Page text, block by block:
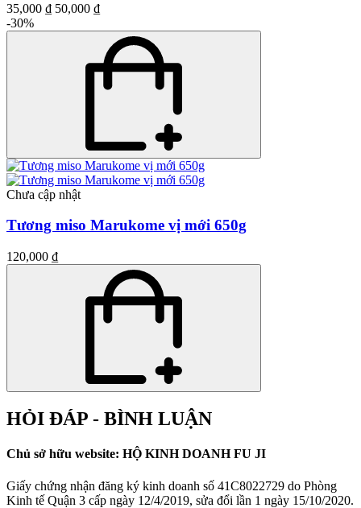
35,000 ₫ 50,000 ₫
-30%
Chưa cập nhật
Tương miso Marukome vị mới 650g
120,000 ₫
HỎI ĐÁP - BÌNH LUẬN
Chủ sở hữu website: HỘ KINH DOANH FU JI
Giấy chứng nhận đăng ký kinh doanh số 41C8022729 do Phòng
Kinh tế Quận 3 cấp ngày 12/4/2019, sửa đổi lần 1 ngày 15/10/2020.